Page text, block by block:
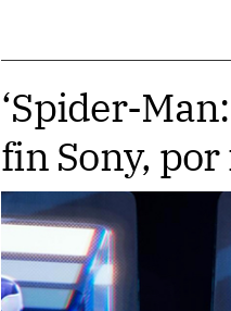
‘Spider-
fin Sony,